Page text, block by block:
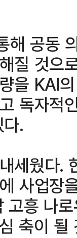
해 공동
질 것으
을 KAI
독자적
.
세웠다.
사업장
고흥 나
축이